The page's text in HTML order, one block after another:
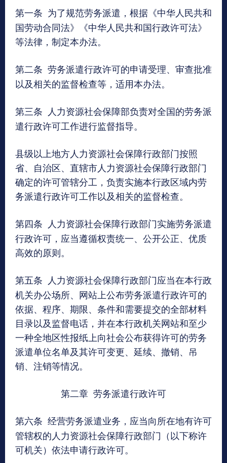
第一条 为了规范劳务派遣，根据《中华人民共和
国劳动合同法》《中华人民共和国行政许可法》
等法律，制定本办法。
第二条 劳务派遣行政许可的申请受理、审查批准
以及相关的监督检查等，适用本办法。
第三条 人力资源社会保障部负责对全国的劳务派
遣行政许可工作进行监督指导。
县级以上地方人力资源社会保障行政部门按照
省、自治区、直辖市人力资源社会保障行政部门
确定的许可管辖分工，负责实施本行政区域内劳
务派遣行政许可工作以及相关的监督检查。
第四条 人力资源社会保障行政部门实施劳务派遣
行政许可，应当遵循权责统一、公开公正、优质
高效的原则。
第五条 人力资源社会保障行政部门应当在本行政
机关办公场所、网站上公布劳务派遣行政许可的
依据、程序、期限、条件和需要提交的全部材料
目录以及监督电话，并在本行政机关网站和至少
一种全地区性报纸上向社会公布获得许可的劳务
派遣单位名单及其许可变更、延续、撤销、吊
销、注销等情况。
第二章 劳务派遣行政许可
第六条 经营劳务派遣业务，应当向所在地有许可
管辖权的人力资源社会保障行政部门（以下称许
可机关）依法申请行政许可。